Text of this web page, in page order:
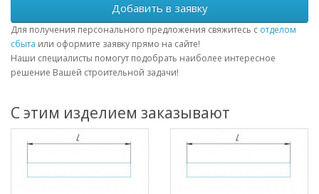
Добавить в заявку
Для получения персонального предложения свяжитесь с отделом
сбыта или оформите заявку прямо на сайте!
Наши специалисты помогут подобрать наиболее интересное
решение Вашей строительной задачи!
С этим изделием заказывают